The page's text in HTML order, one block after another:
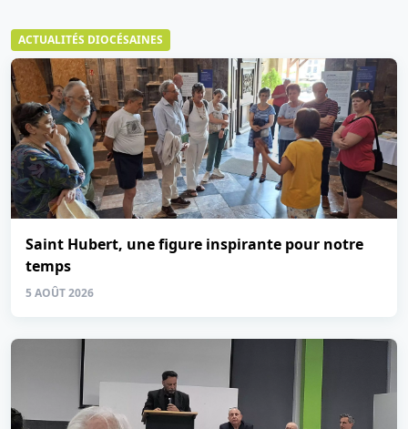
ACTUALITÉS DIOCÉSAINES
Saint Hubert, une figure inspirante pour notre
temps
5 AOÛT 2026